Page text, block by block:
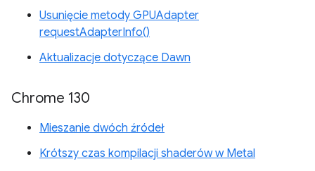
Usunięcie metody GPUAdapter
requestAdapterInfo()
Aktualizacje dotyczące Dawn
Chrome 130
Mieszanie dwóch źródeł
Krótszy czas kompilacji shaderów w Metal